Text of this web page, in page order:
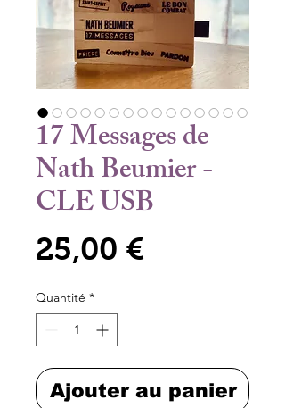
17 Messages de
Nath Beumier -
CLE USB
25,00 €
Quantité *
Ajouter au panier